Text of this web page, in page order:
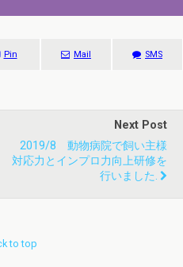
Pin Mail SMS
Next Post
2019/8 動物病院で飼い主様
対応力とインプロ力向上研修を
行いました.
to top